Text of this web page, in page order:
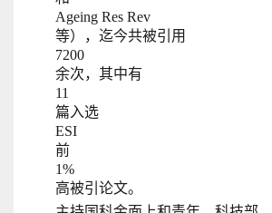
Ageing Res Rev
等），迄今共被引用
7200
余次，其中有
11
篇入选
ESI
前
1%
高被引论文。